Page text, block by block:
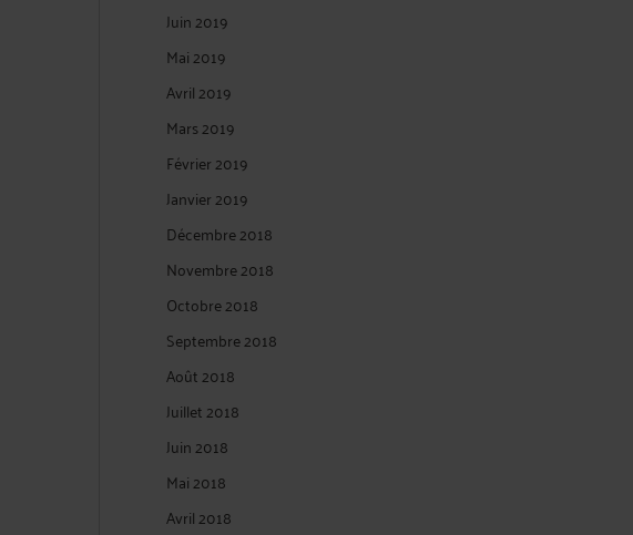
Juin 2019
Mai 2019
Avril 2019
Mars 2019
Février 2019
Janvier 2019
Décembre 2018
Novembre 2018
Octobre 2018
Septembre 2018
Août 2018
Juillet 2018
Juin 2018
Mai 2018
Avril 2018